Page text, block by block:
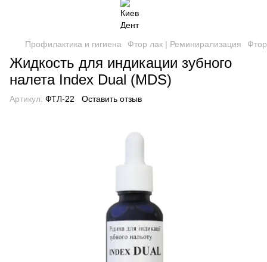
Профилактика и гигиена Фтор лак | Реминирализация
Жидкость для индикации зубного
налета Index Dual (MDS)
Артикул: ФТЛ-22 Оставить отзыв